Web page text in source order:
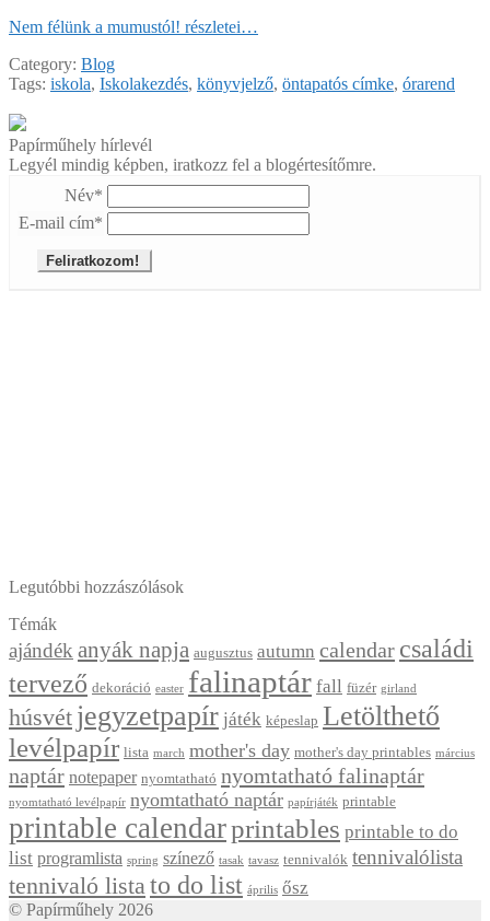
Nem félünk a mumustól! részletei…
Category: Blog
Tags: iskola, Iskolakezdés, könyvjelző, öntapatós címke, órarend
Papírműhely hírlevél
Legyél mindig képben, iratkozz fel a blogértesítőmre.
Név*
E-mail cím*
Legutóbbi hozzászólások
Témák
ajándék anyák napja augusztus autumn calendar családi
tervező dekoráció easter falinaptár fall füzér girland
húsvét jegyzetpapír játék képeslap Letölthető
levélpapír lista march mother's day mother's day printables március
naptár notepaper nyomtatható nyomtatható falinaptár
nyomtatható levélpapír nyomtatható naptár papírjáték printable
printable calendarprintables printable to do
list programlista spring színező tasak tavasz tennivalók tennivalólista
tennivaló lista to do list április ősz
© Papírműhely 2026